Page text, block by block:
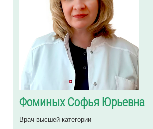
Фоминых Софья Юрьевна
Врач высшей категории